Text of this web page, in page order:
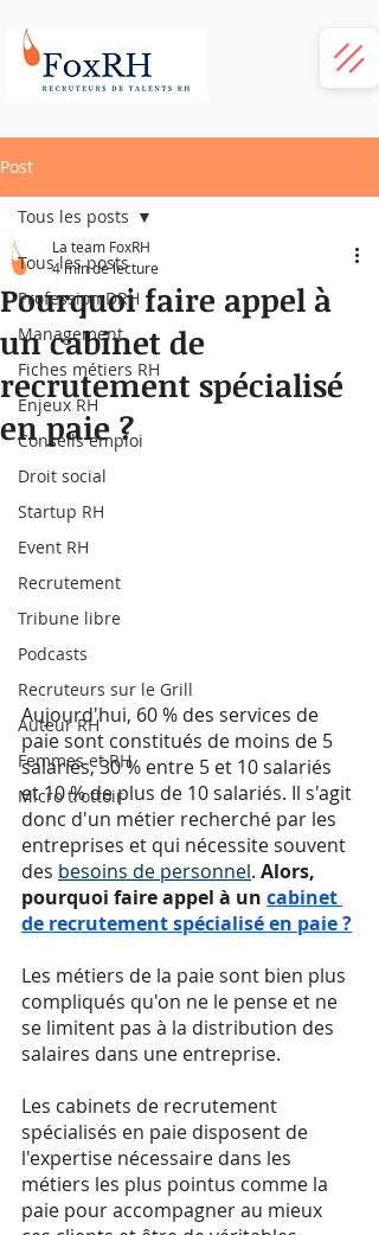
Post
Tous les posts
Profession DRH
Management
Fiches métiers RH
Enjeux RH
Conseils emploi
Droit social
Startup RH
Event RH
Recrutement
Tribune libre
Podcasts
Recruteurs sur le Grill
Auteur RH
Femmes et RH
Micro trottoir
Tous les posts
Pourquoi faire appel à
un cabinet de
recrutement spécialisé
en paie ?
La team FoxRH
4 min de lecture
Aujourd'hui, 60 % des services de
paie sont constitués de moins de 5
salariés, 30 % entre 5 et 10 salariés
et 10 % de plus de 10 salariés. Il s'agit
donc d'un métier recherché par les
entreprises et qui nécessite souvent
des besoins de personnel. Alors,
pourquoi faire appel à un cabinet
de recrutement spécialisé en paie ?
Les métiers de la paie sont bien plus
compliqués qu'on ne le pense et ne
se limitent pas à la distribution des
salaires dans une entreprise.
Les cabinets de recrutement
spécialisés en paie disposent de
l'expertise nécessaire dans les
métiers les plus pointus comme la
paie pour accompagner au mieux